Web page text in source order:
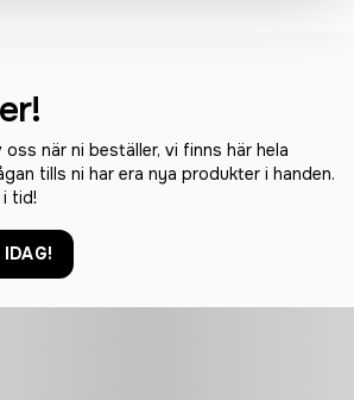
när ni beställer, vi finns här hela
tills ni har era nya produkter i handen.
tid!